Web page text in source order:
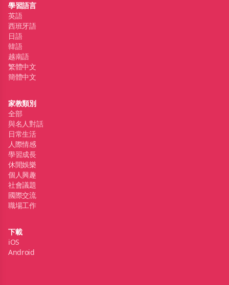
學習語言
英語
西班牙語
日語
韓語
越南語
繁體中文
簡體中文
家教類別
全部
與名人對話
日常生活
人際情感
學習成長
休閒娛樂
個人興趣
社會議題
國際交流
職場工作
下載
iOS
Android